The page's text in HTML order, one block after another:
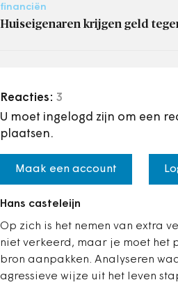
financiën
Huiseigenaren krijgen geld
Reacties: 3
U moet ingelogd zijn om een
plaatsen.
Maak een account
Hans casteleijn
Op zich is het nemen van extra
niet verkeerd, maar je moet het
bron aanpakken. Analyseren
agressieve wijze uit het leven